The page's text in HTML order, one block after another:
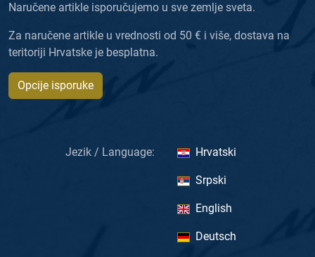
Naručene artikle isporučujemo u sve zemlje sveta.
Za naručene artikle u vrednosti od 50 € i više, dostava na
teritoriji Hrvatske je besplatna.
Opcije isporuke
Jezik / Language: Hrvatski
Srpski
English
Deutsch